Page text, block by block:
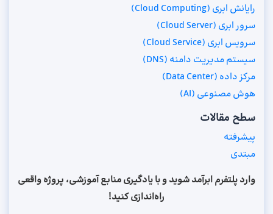
رایانش ابری (Cloud Computing)
سرور ابری (Cloud Server)
سرویس ابری (Cloud Service)
سیستم مدیریت دامنه (DNS)
مرکز داده (Data Center)
هوش مصنوعی (AI)
سطح مقالات
پیشرفته
مبتدی
وارد پلتفرم ابرآمد شوید و با یادگیری منابع آموزشی، پروژه واقعی
راه‌اندازی کنید!